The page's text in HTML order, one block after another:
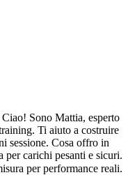
Sono Mattia, esperto
Ti aiuto a costruire
sessione. Cosa offro in
per carichi pesanti e sicuri.
per performance reali.